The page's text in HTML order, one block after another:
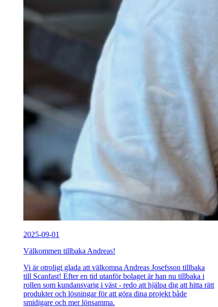
2025-09-01
Välkommen tillbaka Andreas!
Vi är otroligt glada att välkomna Andreas Josefsson tillbaka
till Scanfast! Efter en tid utanför bolaget är han nu tillbaka i
rollen som kundansvarig i väst - redo att hjälpa dig att hitta rätt
produkter och lösningar för att göra dina projekt både
smidigare och mer lönsamma.